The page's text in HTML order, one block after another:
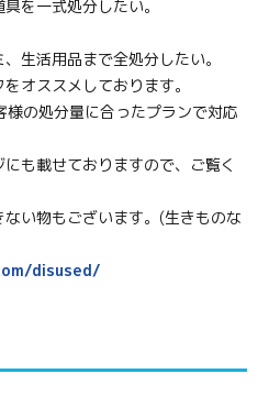
を一式処分したい。
生活用品まで全処分したい。
オススメしております。
様の処分量に合ったプランで対応
も載せておりますので、ご覧く
い物もございます。(生きものな
disused/